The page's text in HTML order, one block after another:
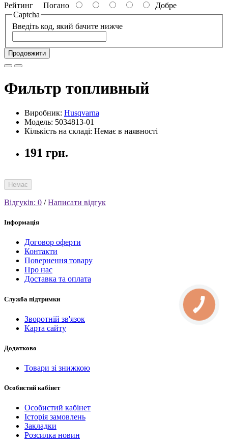
Рейтинг Погано
Добре
Captcha
Введіть код, який бачите нижче
Продовжити
Фильтр топливный
Виробник: Husqvarna
Модель: 5034813-01
Кількість на складі: Немає в наявності
191 грн.
Немає
Відгуків: 0 /Написати відгук
Інформація
Договор оферти
Контакти
Повернення товару
Про нас
Доставка та оплата
Служба підтримки
Зворотній зв'язок
Карта сайту
Додатково
Товари зі знижкою
Особистий кабінет
Особистий кабінет
Історія замовлень
Закладки
Розсилка новин